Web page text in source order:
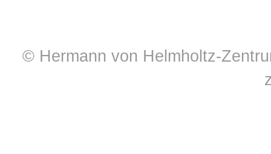
© Hermann von Helmholtz-